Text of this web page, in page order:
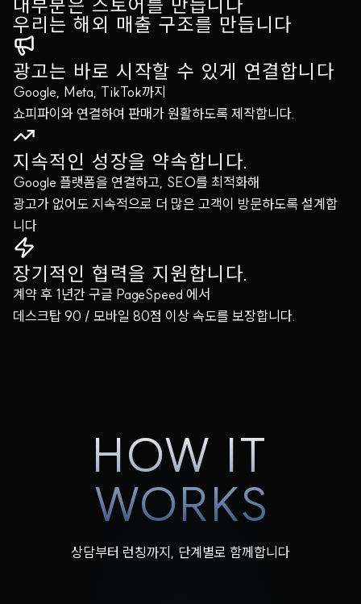
대부분은 스토어를 만듭니다
우리는 해외 매출 구조를 만듭니다
광고는 바로 시작할 수 있게 연결합니다
Google, Meta, TikTok까지
쇼피파이와 연결하여 판매가 원활하도록 제작합니다.
지속적인 성장을 약속합니다.
Google 플랫폼을 연결하고, SEO를 최적화해
광고가 없어도 지속적으로 더 많은 고객이 방문하도록 설계합
니다
장기적인 협력을 지원합니다.
계약 후 1년간 구글 PageSpeed 에서
데스크탑 90 / 모바일 80점 이상 속도를 보장합니다.
HOW IT
WORKS
상담부터 런칭까지, 단계별로 함께합니다